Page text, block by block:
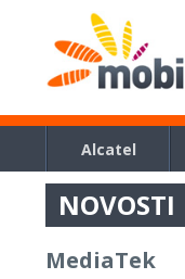
Alcatel
NOVOSTI
MediaTek